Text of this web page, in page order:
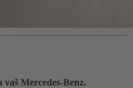
Mercedes-Benz.